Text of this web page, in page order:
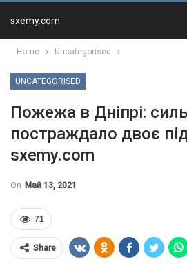
sxemy.com
Home Uncategorised
UNCATEGORISED
Пожежа в Дніпрі:
постраждало двоє
sxemy.com
On Май 13, 2021
71
Share